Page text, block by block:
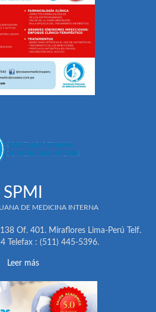
SPMI
DE MEDICINA INTERNA
Of. 401. Miraflores Lima-Perú Telf.
Telefax : (511) 445-5396.
Leer más